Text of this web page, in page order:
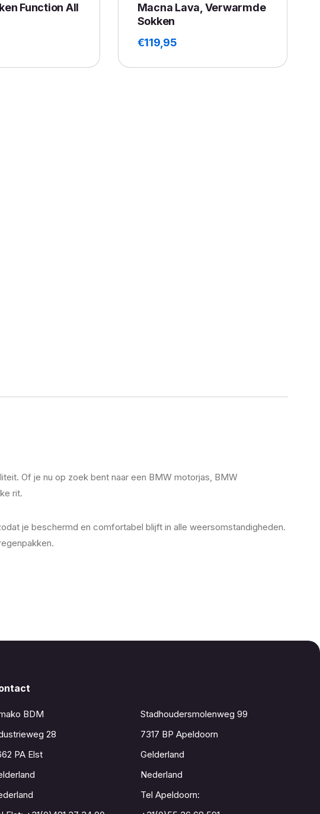
Function All
Macna Lava, Verwarmde
Sokken
€119,95
Of je nu op zoek bent naar een BMW motorjas, BMW
rit.
je beschermd en comfortabel blijft in alle weersomstandigheden.
BDM
28
PA Elst
Stadhoudersmolenweg 99
7317 BP Apeldoorn
Gelderland
Nederland
Tel Apeldoorn: